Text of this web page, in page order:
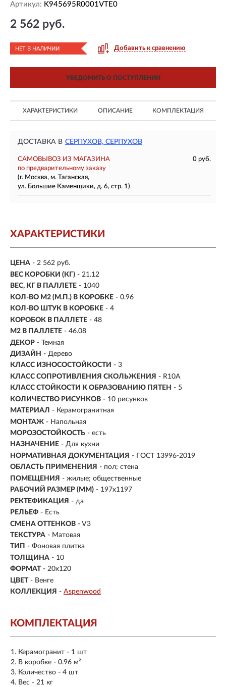
Артикул: K945695R0001VTE0
2 562 руб.
НЕТ В НАЛИЧИИ Добавить к сравнению
УВЕДОМИТЬ О ПОСТУПЛЕНИИ
ХАРАКТЕРИСТИКИ ОПИСАНИЕ КОМПЛЕКТАЦИЯ
ДОСТАВКА В СЕРПУХОВ, СЕРПУХОВ
САМОВЫВОЗ ИЗ МАГАЗИНА
0 руб.
по предварительному заказу
(г. Москва, м. Таганская,
ул. Большие Каменщики, д. 6, стр. 1)
ХАРАКТЕРИСТИКИ
ЦЕНА - 2 562 руб.
ВЕС КОРОБКИ (КГ) - 21.12
ВЕС, КГ В ПАЛЛЕТЕ - 1040
КОЛ-ВО М2 (М.П.) В КОРОБКЕ - 0.96
КОЛ-ВО ШТУК В КОРОБКЕ - 4
КОРОБОК В ПАЛЛЕТЕ - 48
М2 В ПАЛЛЕТЕ - 46.08
ДЕКОР - Темная
ДИЗАЙН - Дерево
КЛАСС ИЗНОСОСТОЙКОСТИ - 3
КЛАСС СОПРОТИВЛЕНИЯ СКОЛЬЖЕНИЯ - R10A
КЛАСС СТОЙКОСТИ К ОБРАЗОВАНИЮ ПЯТЕН - 5
КОЛИЧЕСТВО РИСУНКОВ - 10 рисунков
МАТЕРИАЛ - Керамогранитная
МОНТАЖ - Напольная
МОРОЗОСТОЙКОСТЬ - есть
НАЗНАЧЕНИЕ - Для кухни
НОРМАТИВНАЯ ДОКУМЕНТАЦИЯ - ГОСТ 13996-2019
ОБЛАСТЬ ПРИМЕНЕНИЯ - пол; стена
ПОМЕЩЕНИЯ - жилые; общественные
РАБОЧИЙ РАЗМЕР (ММ) - 197x1197
РЕКТЕФИКАЦИЯ - да
РЕЛЬЕФ - Есть
СМЕНА ОТТЕНКОВ - V3
ТЕКСТУРА - Матовая
ТИП - Фоновая плитка
ТОЛЩИНА - 10
ФОРМАТ - 20x120
ЦВЕТ - Венге
КОЛЛЕКЦИЯ - Aspenwood
КОМПЛЕКТАЦИЯ
Керамогранит - 1 шт
В коробке - 0.96 м²
Количество - 4 шт
Вес - 21 кг